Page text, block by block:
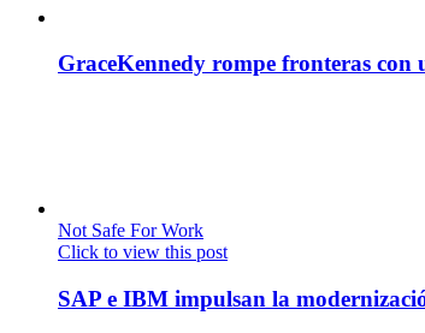
GraceKennedy rompe fronteras con
Not Safe For Work
Click to view this post
SAP e IBM impulsan la